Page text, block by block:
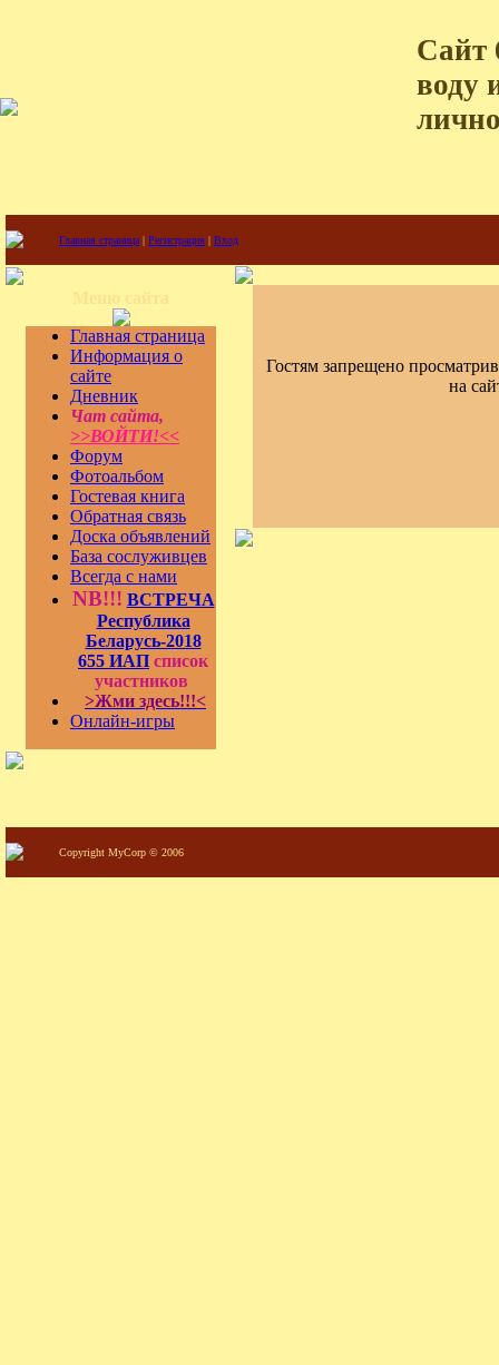
Сайт
воду
Главная страница | Регистрация | Вход
Главная страница
Информация о
сайте
Дневник
Чат сайта,
>>ВОЙТИ!<<
Форум
Фотоальбом
Гостевая книга
Обратная связь
Доска объявлений
База сослуживцев
Всегда с нами
NB!!! ВСТРЕЧА
Республика
Беларусь-2018
655 ИАП список
участников
>Жми здесь!!!<
Онлайн-игры
Гостям запрещено
на
Copyright MyCorp © 2006